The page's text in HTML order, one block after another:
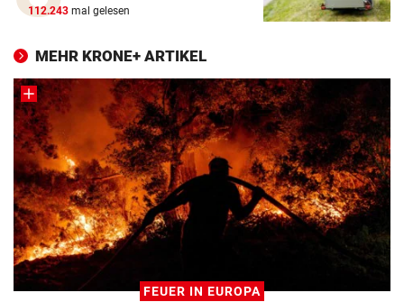
112.243 mal gelesen
MEHR KRONE+ ARTIKEL
FEUER IN EUROPA